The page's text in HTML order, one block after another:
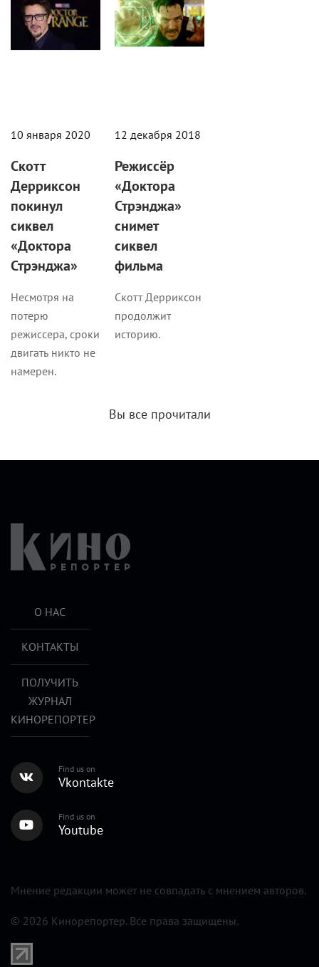
10 января 2020
Скотт
Дерриксон
покинул
сиквел
«Доктора
Стрэнджа»
Несмотря на
потерю
режиссера, сроки
двигать никто не
намерен.
12 декабря 2018
Режиссёр
«Доктора
Стрэнджа»
снимет
сиквел
фильма
Скотт Дерриксон
продолжит
историю.
Вы все прочитали
О НАС
КОНТАКТЫ
ПОЛУЧИТЬ
ЖУРНАЛ
КИНОРЕПОРТЕР
Find us on
Vkontakte
Find us on
Youtube
Мнение редакции может не совпадать с мнением авторов.
© 2026 Кинорепортер. Все права защищены.